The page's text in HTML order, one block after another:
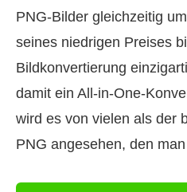
PNG‑Bilder gleichzeitig
seines niedrigen Preises
Bildkonvertierung
damit ein
wird es von vielen als der
PNG angesehen, den